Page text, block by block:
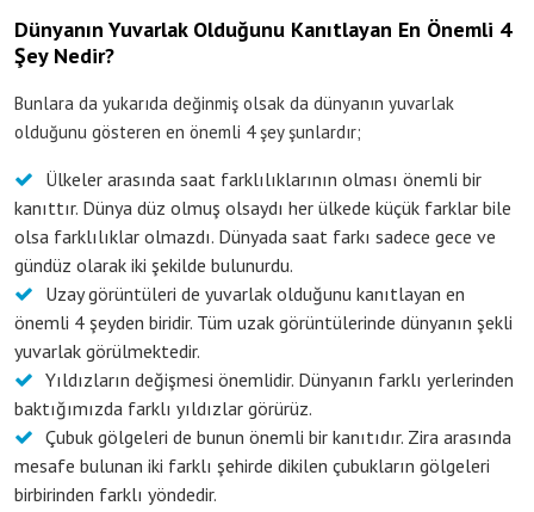
Dünyanın Yuvarlak Olduğunu Kanıtlayan En Önemli 4
Şey Nedir?
Bunlara da yukarıda değinmiş olsak da dünyanın yuvarlak
olduğunu gösteren en önemli 4 şey şunlardır;
Ülkeler arasında saat farklılıklarının olması önemli bir
kanıttır. Dünya düz olmuş olsaydı her ülkede küçük farklar bile
olsa farklılıklar olmazdı. Dünyada saat farkı sadece gece ve
gündüz olarak iki şekilde bulunurdu.
Uzay görüntüleri de yuvarlak olduğunu kanıtlayan en
önemli 4 şeyden biridir. Tüm uzak görüntülerinde dünyanın şekli
yuvarlak görülmektedir.
Yıldızların değişmesi önemlidir. Dünyanın farklı yerlerinden
baktığımızda farklı yıldızlar görürüz.
Çubuk gölgeleri de bunun önemli bir kanıtıdır. Zira arasında
mesafe bulunan iki farklı şehirde dikilen çubukların gölgeleri
birbirinden farklı yöndedir.